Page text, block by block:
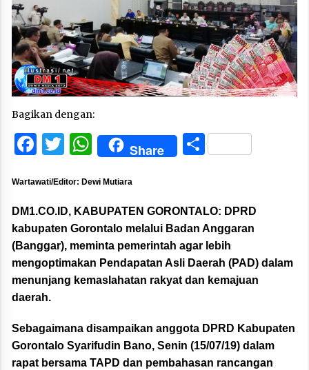
Bagikan dengan:
Facebook
Twitter
WhatsApp
Share Share
Wartawati/Editor: Dewi Mutiara
DM1.CO.ID, KABUPATEN GORONTALO: DPRD
kabupaten Gorontalo melalui Badan Anggaran
(Banggar), meminta pemerintah agar lebih
mengoptimakan Pendapatan Asli Daerah (PAD) dalam
menunjang kemaslahatan rakyat dan kemajuan
daerah.
Sebagaimana disampaikan anggota DPRD Kabupaten
Gorontalo Syarifudin Bano, Senin (15/07/19) dalam
rapat bersama TAPD dan pembahasan rancangan